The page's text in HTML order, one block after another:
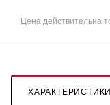
Цена действительна
ХАРАКТЕРИСТИКИ